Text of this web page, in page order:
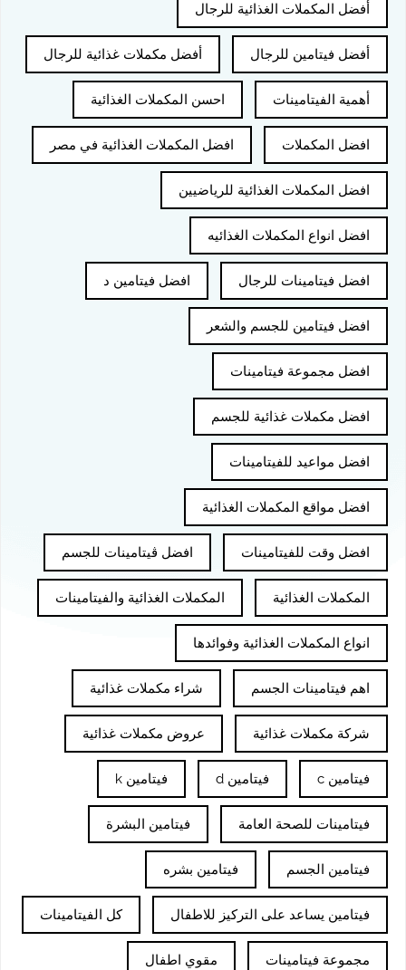
أفضل المكملات الغذائية للرجال
أفضل فيتامين للرجال أفضل مكملات غذائية للرجال
أهمية الفيتامينات احسن المكملات الغذائية
افضل المكملات افضل المكملات الغذائية في مصر
افضل المكملات الغذائية للرياضيين
افضل انواع المكملات الغذائيه
افضل فيتامينات للرجال افضل فيتامين د
افضل فيتامين للجسم والشعر
افضل مجموعة فيتامينات
افضل مكملات غذائية للجسم
افضل مواعيد للفيتامينات
افضل مواقع المكملات الغذائية
افضل وقت للفيتامينات افضل ڤيتامينات للجسم
المكملات الغذائية المكملات الغذائية والفيتامينات
انواع المكملات الغذائية وفوائدها
اهم فيتامينات الجسم شراء مكملات غذائية
شركة مكملات غذائية عروض مكملات غذائية
فيتامين c فيتامين d فيتامين k
فيتامينات للصحة العامة فيتامين البشرة
فيتامين الجسم فيتامين بشره
فيتامين يساعد على التركيز للاطفال كل الفيتامينات
مجموعة فيتامينات مقوي اطفال